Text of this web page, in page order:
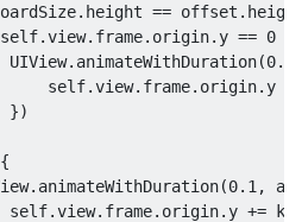
. height == offset .
self.view. frame. origin. y == 0
UIView. animateWithDuration(0.
self.view. frame. origin. y
})
{
. animateWithDuration(0. 1 ,
self.view. frame. origin. y +=